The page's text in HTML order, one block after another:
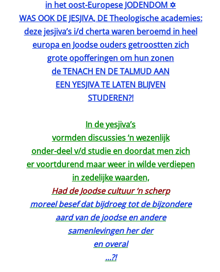
in het oost-Europese JODENDOM ✡️
WAS OOK DE JESJIVA, DE Theologische academies:
deze jesjiva’s i/d cherta waren beroemd in heel
europa en Joodse ouders getroostten zich
grote opofferingen om hun zonen
de TENACH EN DE TALMUD AAN
EEN YESJIVA TE LATEN BLIJVEN
STUDEREN?!
In de yesjiva’s
vormden discussies ‘n wezenlijk
onder-deel v/d studie en doordat men zich
er voortdurend maar weer in wilde verdiepen
in zedelijke waarden,
Had de Joodse cultuur ‘n scherp
moreel besef dat bijdroeg tot de bijzondere
aard van de joodse en andere
samenlevingen her der
en overal
…?!